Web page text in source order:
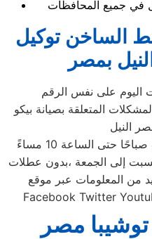
في جميع المحافظات
الساخن توكيل
بمصر
اليوم على نفس الرقم
إلى المشكلات المتعلقة بصيانة بيكو
نحن متواجدون من الساعة 8 صباحًا حتى الساعة 10 مساءً
Facebook Twitter
مصر